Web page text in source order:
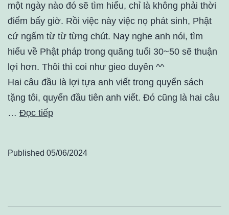
một ngày nào đó sẽ tìm hiểu, chỉ là không phải thời
điểm bấy giờ. Rồi việc này việc nọ phát sinh, Phật
cứ ngấm từ từ từng chút. Nay nghe anh nói, tìm
hiểu về Phật pháp trong quãng tuổi 30~50 sẽ thuận
lợi hơn. Thôi thì coi như gieo duyên ^^
Hai câu đầu là lợi tựa anh viết trong quyển sách
tặng tôi, quyển đầu tiên anh viết. Đó cũng là hai câu
… Đọc tiếp
Published 05/06/2024